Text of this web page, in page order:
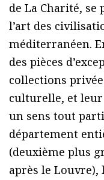
de La Charité, se
l’art des
méditerranéen.
des pièces
collections
culturelle, et leur
un sens tout
département
(deuxième plus
après le Louvre),